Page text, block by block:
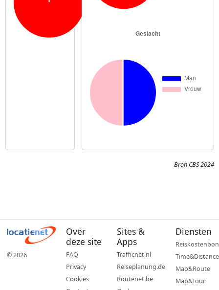
Bron CBS 2024
© 2026
Over
deze site
FAQ
Privacy
Cookies
Sites &
Apps
Trafficnet.nl
Reiseplanung.de
Routenet.be
Diensten
Reiskostenbon
Time&Distance
Map&Route
Map&Tour